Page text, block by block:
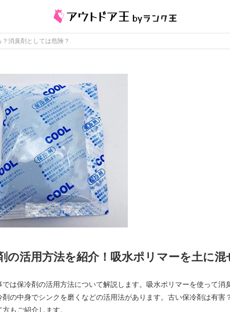
消臭剤としては危険？
の活用方法を紹介！吸水ポリマーを土に
では保冷剤の活用方法について解説します。吸水ポリマーを使って
剤の中身でシンクを磨くなどの活用法があります。古い保冷剤は有
もご紹介します。